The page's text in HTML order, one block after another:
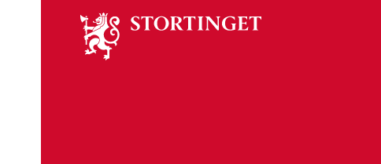
stortinget